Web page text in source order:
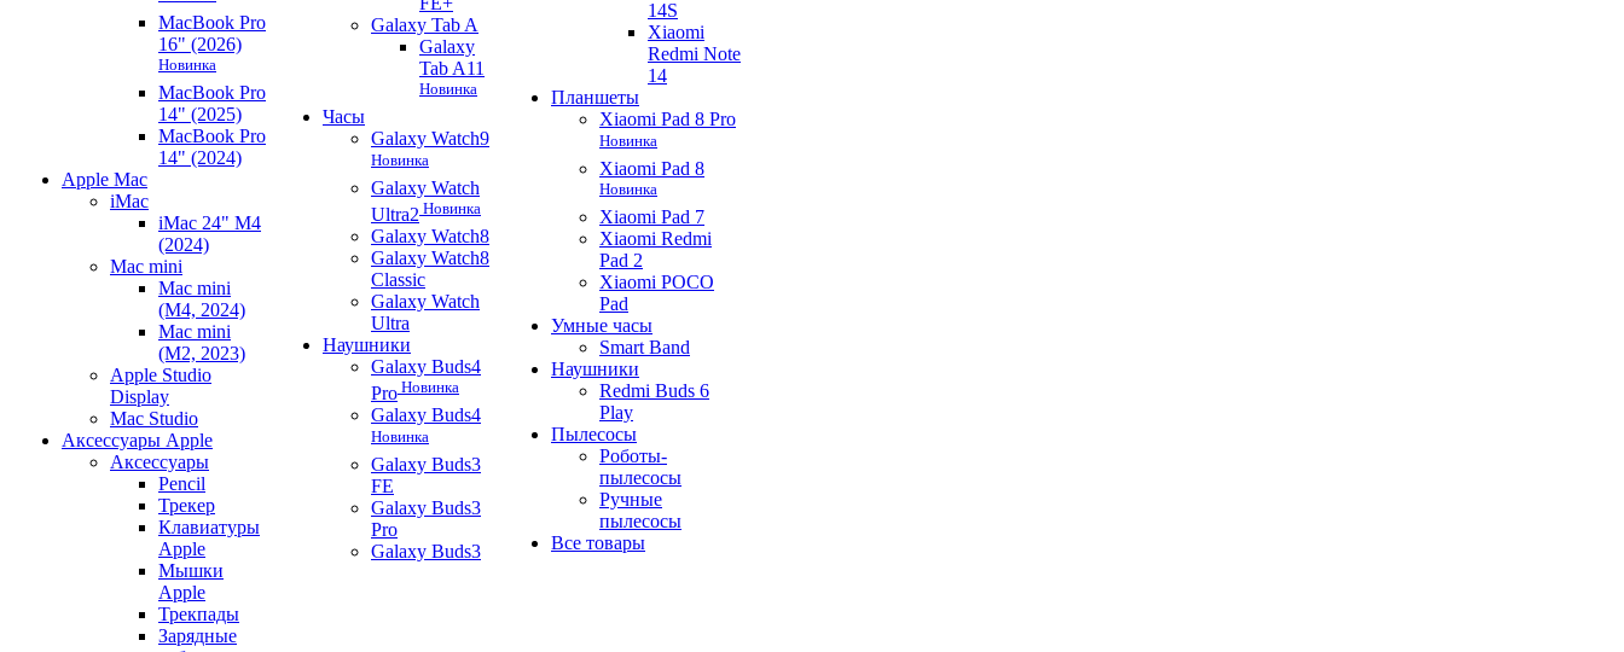
MacBook Pro
16" (2026)
Новинка
MacBook Pro
14" (2025)
MacBook Pro
14" (2024)
Apple Mac
iMac
iMac 24" M4
(2024)
Mac mini
Mac mini
(M4, 2024)
Mac mini
(M2, 2023)
Apple Studio
Display
Mac Studio
Аксессуары Apple
Аксессуары
Pencil
Трекер
Клавиатуры
Apple
Мышки
Apple
Трекпады
Зарядные
Galaxy Tab A
Galaxy
Tab A11
Новинка
Часы
Galaxy Watch9
Новинка
Galaxy Watch
Ultra2 Новинка
Galaxy Watch8
Galaxy Watch8
Classic
Galaxy Watch
Ultra
Наушники
Galaxy Buds4
Pro Новинка
Galaxy Buds4
Новинка
Galaxy Buds3
FE
Galaxy Buds3
Pro
Galaxy Buds3
14S
Xiaomi
Redmi Note
14
Планшеты
Xiaomi Pad 8 Pro
Новинка
Xiaomi Pad 8
Новинка
Xiaomi Pad 7
Xiaomi Redmi
Pad 2
Xiaomi POCO
Pad
Умные часы
Smart Band
Наушники
Redmi Buds 6
Play
Пылесосы
Роботы-
пылесосы
Ручные
пылесосы
Все товары